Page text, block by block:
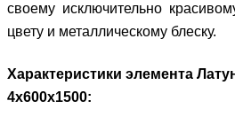
своему исключительно
цвету и металлическому блеску.
Характеристики элемента
4х600х1500: